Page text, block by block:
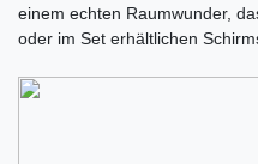
einem echten Raumwunder,
oder im Set erhältlichen